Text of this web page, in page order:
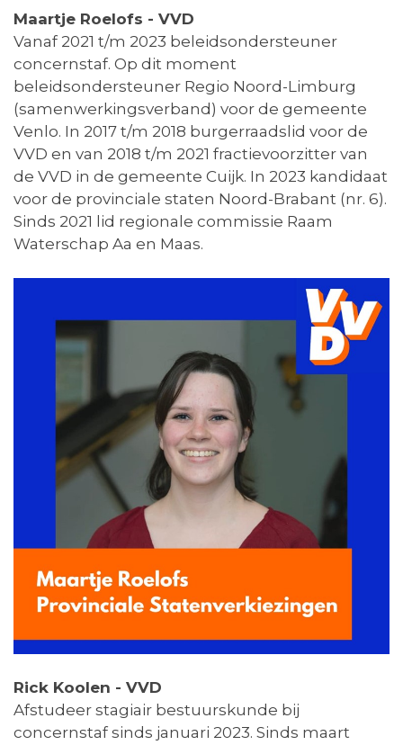
Maartje Roelofs - VVD
Vanaf 2021 t/m 2023 beleidsondersteuner
concernstaf. Op dit moment
beleidsondersteuner Regio Noord-Limburg
(samenwerkingsverband) voor de gemeente
Venlo. In 2017 t/m 2018 burgerraadslid voor de
VVD en van 2018 t/m 2021 fractievoorzitter van
de VVD in de gemeente Cuijk. In 2023 kandidaat
voor de provinciale staten Noord-Brabant (nr. 6).
Sinds 2021 lid regionale commissie Raam
Waterschap Aa en Maas.
Rick Koolen - VVD
Afstudeer stagiair bestuurskunde bij
concernstaf sinds januari 2023. Sinds maart